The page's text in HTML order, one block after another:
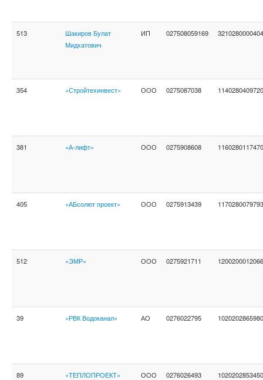
513
Шакиров Булат
Мидхатович
ИП 027508059169
354 «Стройтехинвест» ООО 0275087038 1140280409720
381 «А-лифт» ООО 0275908608 1160280117470
405 «АБсолют проект» ООО 0275913439 1170280079793
512 «ЭМР» ООО 0275921711 1200200012066
39 «РВК Водоканал» АО 0276022795 1020202865980
89 «ТЕПЛОПРОЕКТ» ООО 0276026493 1020202853450